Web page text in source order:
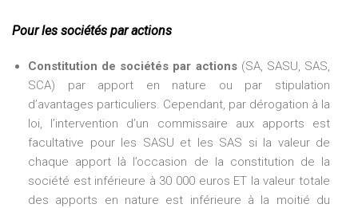
Pour les sociétés par actions
Constitution de sociétés par actions(SA, SASU, SAS,
SCA) par apport en nature ou par stipulation
d’avantages particuliers. Cependant, par dérogation à la
loi, l’intervention d’un commissaire aux apports est
facultative pour les SASU et les SAS si la valeur de
chaque apport là l’occasion de la constitution de la
société est inférieure à 30 000 euros ET la valeur totale
des apports en nature est inférieure à la moitié du